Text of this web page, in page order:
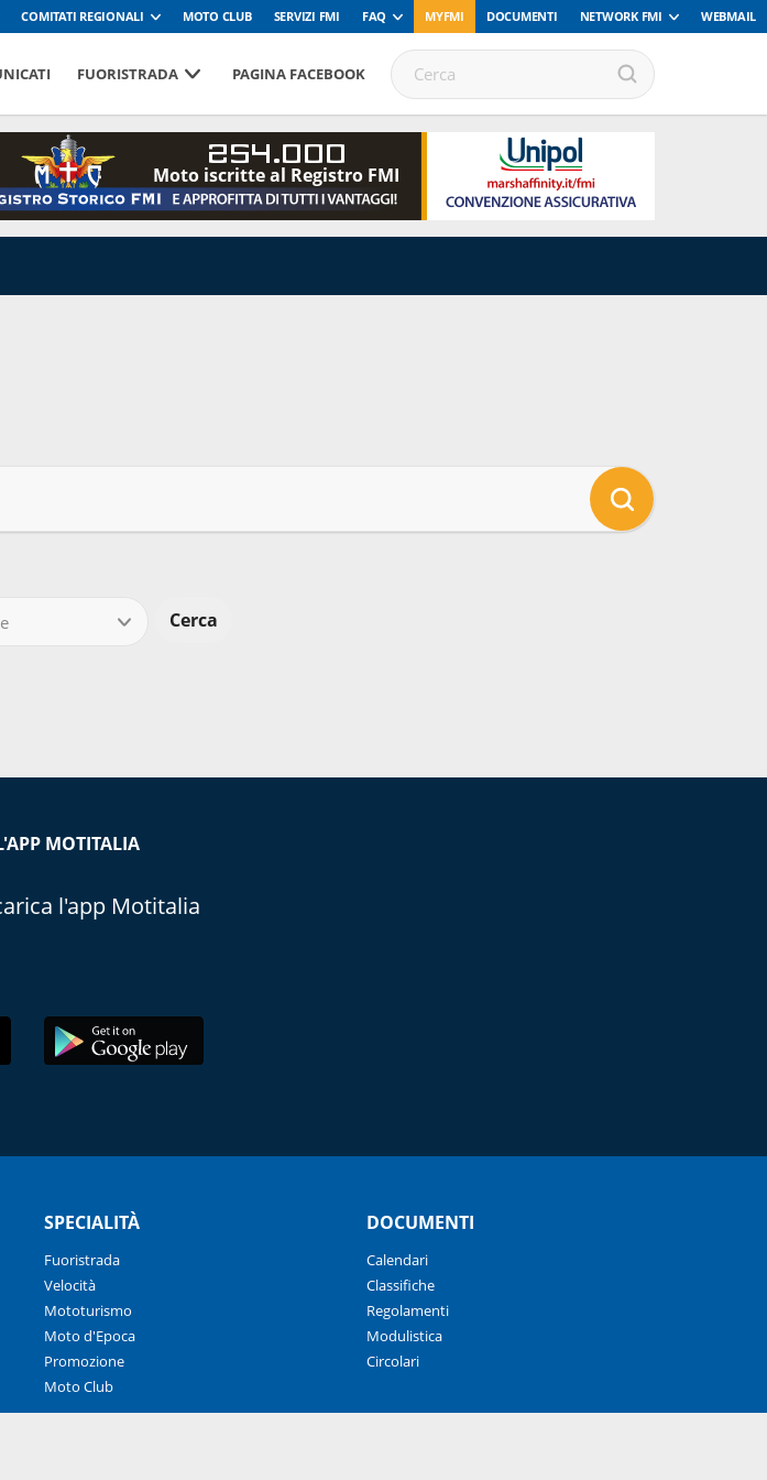
COMITATI REGIONALI MOTO CLUB SERVIZI FMI FAQ MYFMI DOCUMENTI NETWORK FMI WEBMAIL
FUORISTRADA PAGINA FACEBOOK
254.000
Moto iscritte al Registro FMI
MOTITALIA
l'app Motitalia
SPECIALITÀ
Fuoristrada
Velocità
Mototurismo
Moto d'Epoca
Promozione
Moto Club
DOCUMENTI
Calendari
Classifiche
Regolamenti
Modulistica
Circolari